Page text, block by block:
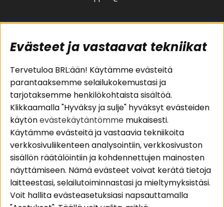
Suositut sivut
Pakettiratkaisut
Autostereot
Kaiuttimet
Päätevahvistimet
Lisätarvikkeet
Kaapelit
Asiakaspalvelu
Evästeet
Huolto- ja
takuutiedot
Ostoehdot
Palautus
Tietosuojapolitiikka
Alueet
Autohifi
Seuraa meitä
Instagram
Evästeet ja vastaavat tekniikat
Tervetuloa BRL:ään! Käytämme evästeitä
parantaaksemme selailukokemustasi ja
tarjotaksemme henkilökohtaista sisältöä.
Klikkaamalla "Hyväksy ja sulje" hyväksyt evästeiden
käytönevästekäytäntömme mukaisesti.
Käytämme evästeitä ja vastaavia tekniikoita
verkkosivuliikenteen analysointiin, verkkosivuston
sisällön räätälöintiin ja kohdennettujen mainosten
näyttämiseen. Nämä evästeet voivat kerätä tietoja
laitteestasi, selailutoiminnastasi ja mieltymyksistäsi.
Voit hallita evästeasetuksiasi napsauttamalla